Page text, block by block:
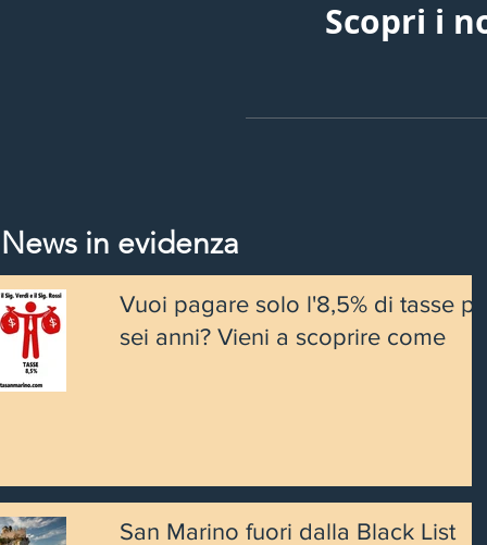
Scopri i
News in evidenza
Vuoi pagare solo l'8,5% di tasse
sei anni? Vieni a scoprire come
San Marino fuori dalla Black List